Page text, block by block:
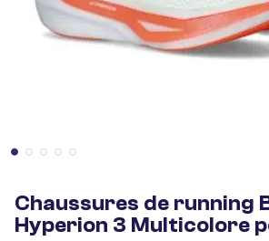
Chaussures de running
Hyperion 3 Multicolore